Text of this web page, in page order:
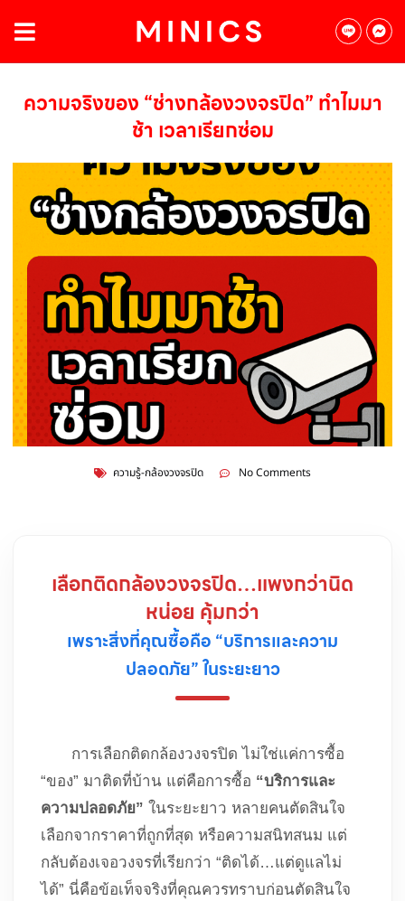
ความจริงของ “ช่างกล้องวงจรปิด” ทำไมมา
ช้า เวลาเรียกซ่อม
ความรู้-กล้องวงจรปิด No Comments
เลือกติดกล้องวงจรปิด…แพงกว่านิด
หน่อย คุ้มกว่า
เพราะสิ่งที่คุณซื้อคือ “บริการและความ
ปลอดภัย” ในระยะยาว
การเลือกติดกล้องวงจรปิด ไม่ใช่แค่การซื้อ
“ของ” มาติดที่บ้าน แต่คือการซื้อ “บริการและ
ความปลอดภัย” ในระยะยาว หลายคนตัดสินใจ
เลือกจากราคาที่ถูกที่สุด หรือความสนิทสนม แต่
กลับต้องเจอวงจรที่เรียกว่า “ติดได้…แต่ดูแลไม่
ได้” นี่คือข้อเท็จจริงที่คุณควรทราบก่อนตัดสินใจ